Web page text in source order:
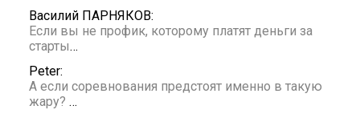
Василий ПАРНЯКОВ:
Если вы не профик, которому платят деньги за
старты…
Peter:
А если соревнования предстоят именно в такую
жару? …